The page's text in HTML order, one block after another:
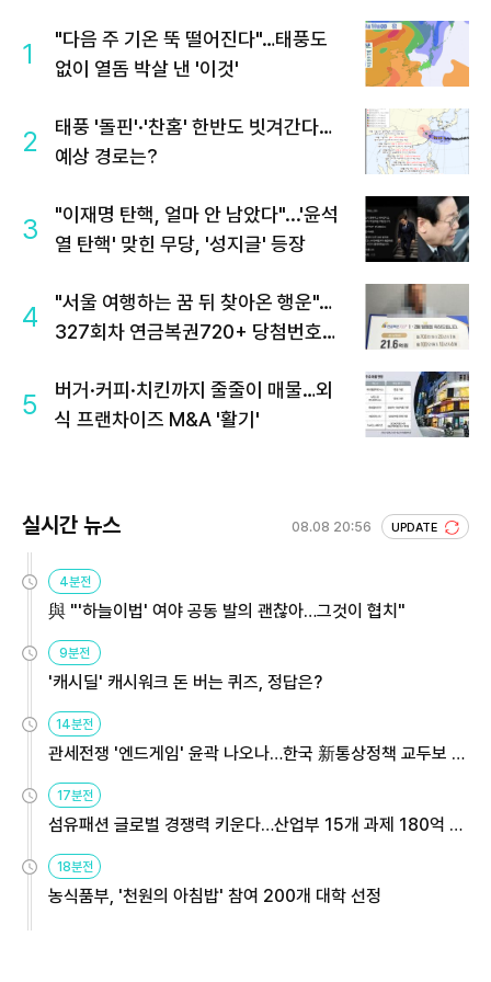
1
"다음 주 기온 뚝 떨어진다"…태풍도
없이 열돔 박살 낸 '이것'
2
태풍 '돌핀'·'찬홈' 한반도 빗겨간다…
예상 경로는?
3
"이재명 탄핵, 얼마 안 남았다"...'윤석
열 탄핵' 맞힌 무당, '성지글' 등장
4
"서울 여행하는 꿈 뒤 찾아온 행운"…
327회차 연금복권720+ 당첨번호조
5
버거·커피·치킨까지 줄줄이 매물…외
식 프랜차이즈 M&A '활기'
실시간 뉴스 08.08 20:56 UPDATE
4분전
與 "'하늘이법' 여야 공동 발의 괜찮아…그것이 협치"
9분전
'캐시딜' 캐시워크 돈 버는 퀴즈, 정답은?
14분전
관세전쟁 '엔드게임' 윤곽 나오나…한국 新통상정책 교두보 활
용해야
17분전
섬유패션 글로벌 경쟁력 키운다…산업부 15개 과제 180억 지
원
18분전
농식품부, '천원의 아침밥' 참여 200개 대학 선정